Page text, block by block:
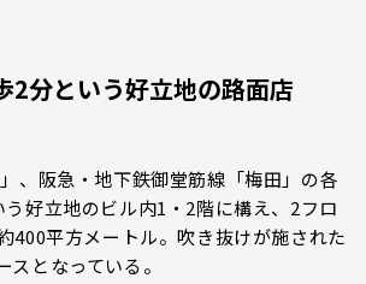
2分という好立地の路面店
、阪急・地下鉄御堂筋線「梅田」の各
好立地のビル内1・2階に構え、2フロ
400平方メートル。吹き抜けが施された
スとなっている。